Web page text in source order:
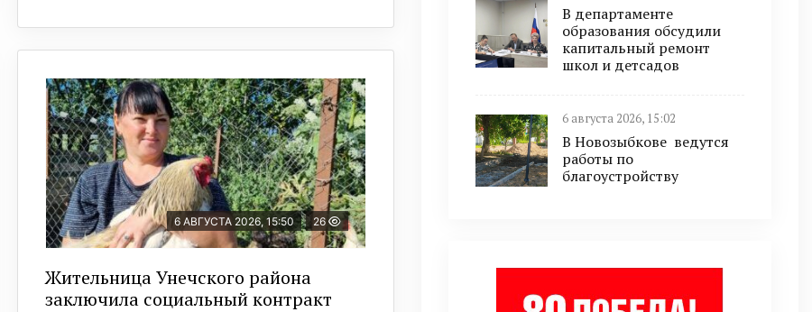
6 АВГУСТА 2026, 15:50 26
Жительница Унечского района
заключила социальный контракт
В департаменте
образования обсудили
капитальный ремонт
школ и детсадов
6 августа 2026, 15:02
В Новозыбкове ведутся
работы по
благоустройству